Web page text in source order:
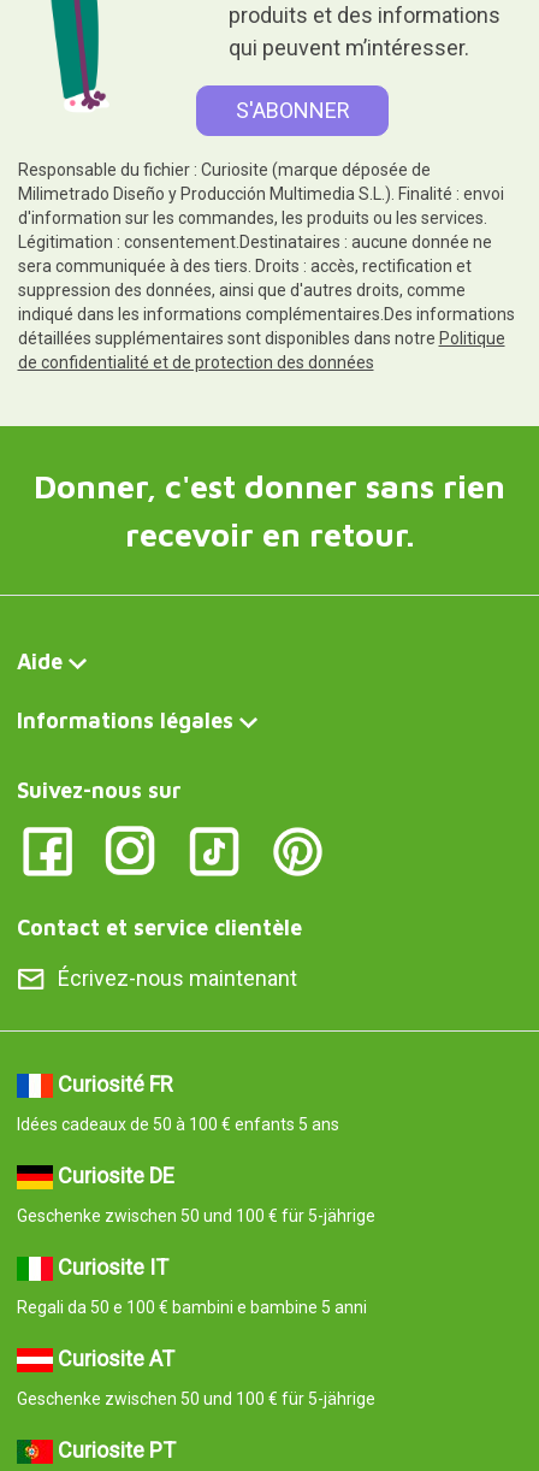
produits et des informations
qui peuvent m’intéresser.
Responsable du fichier : Curiosite (marque déposée de
Milimetrado Diseño y Producción Multimedia S.L.). Finalité : envoi
d'information sur les commandes, les produits ou les services.
Légitimation : consentement.Destinataires : aucune donnée ne
sera communiquée à des tiers. Droits : accès, rectification et
suppression des données, ainsi que d'autres droits, comme
indiqué dans les informations complémentaires.Des informations
détaillées supplémentaires sont disponibles dans notre Politique
de confidentialité et de protection des données
Donner, c'est donner sans rien
recevoir en retour.
Aide
Informations légales
Suivez-nous sur
Contact et service clientèle
Écrivez-nous maintenant
Curiosité FR
Idées cadeaux de 50 à 100 € enfants 5 ans
Curiosite DE
Geschenke zwischen 50 und 100 € für 5-jährige
Curiosite IT
Regali da 50 e 100 € bambini e bambine 5 anni
Curiosite AT
Geschenke zwischen 50 und 100 € für 5-jährige
Curiosite PT